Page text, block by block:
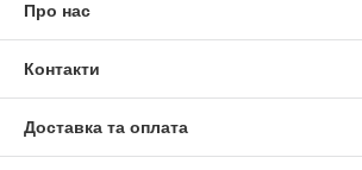
Про нас
Контакти
Доставка та оплата